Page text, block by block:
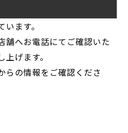
ます。
舗へお電話にてご確認いた
げます。
らの情報をご確認くださ